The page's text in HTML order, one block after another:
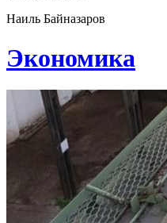
Наиль Байназаров
Экономика